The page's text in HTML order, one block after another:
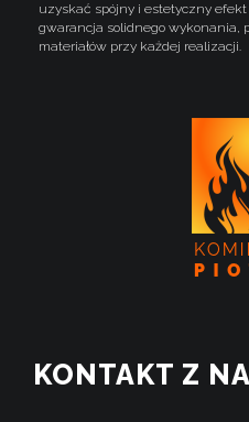
uzyskać spójny i estetyczny efekt
gwarancja solidnego wykonania,
materiałów przy każdej realizacji.
KONTAKT Z